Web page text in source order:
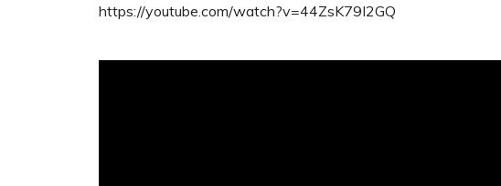
https://youtube.com/watch?v=44ZsK79I2GQ